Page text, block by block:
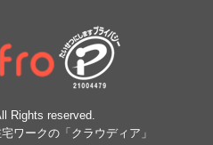
Rights reserved.
ワークの「クラウディア」